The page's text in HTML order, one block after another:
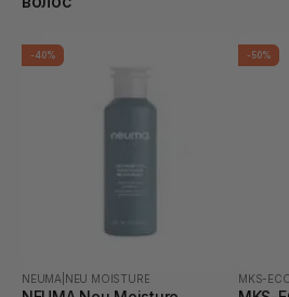
-40%
NEUMA NEU MOISTURE
-50%
MKS-